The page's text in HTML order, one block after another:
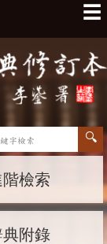
☰
檢索
典附錄